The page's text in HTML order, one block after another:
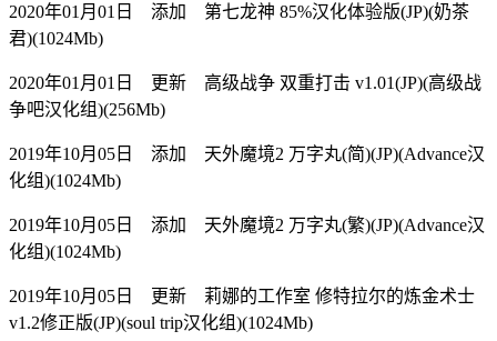
2020年01月01日 添加 第七龙神 85%汉化体验版(JP)(奶茶
君)(1024Mb)
2020年01月01日 更新 高级战争 双重打击 v1.01(JP)(高级战
争吧汉化组)(256Mb)
2019年10月05日 添加 天外魔境2 万字丸(简)(JP)(Advance汉
化组)(1024Mb)
2019年10月05日 添加 天外魔境2 万字丸(繁)(JP)(Advance汉
化组)(1024Mb)
2019年10月05日 更新 莉娜的工作室 修特拉尔的炼金术士
v1.2修正版(JP)(soul trip汉化组)(1024Mb)